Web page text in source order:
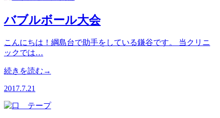
バブルボール大会
こんにちは！綱島台で助手をしている鎌谷です。 当クリニ
ックでは…
続きを読む→
2017.7.21